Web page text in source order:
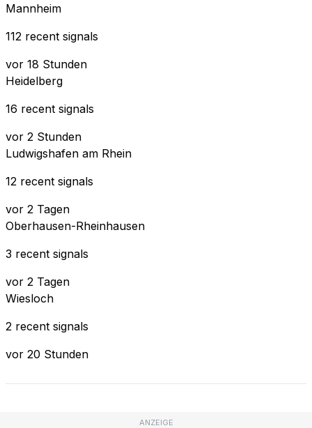
Mannheim
112 recent signals
vor 18 Stunden
Heidelberg
16 recent signals
vor 2 Stunden
Ludwigshafen am Rhein
12 recent signals
vor 2 Tagen
Oberhausen-Rheinhausen
3 recent signals
vor 2 Tagen
Wiesloch
2 recent signals
vor 20 Stunden
ANZEIGE